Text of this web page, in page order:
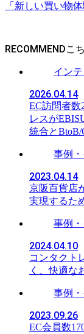
「新しい買い物
RECOMMEND
イン
2026.04.14
EC訪問者数
レスが
統合とBtoB/
事例
2023.04.14
京阪百貨店
実現するた
事例
2024.04.10
コンタクト
く、快適な
事例
2023.09.26
EC会員数